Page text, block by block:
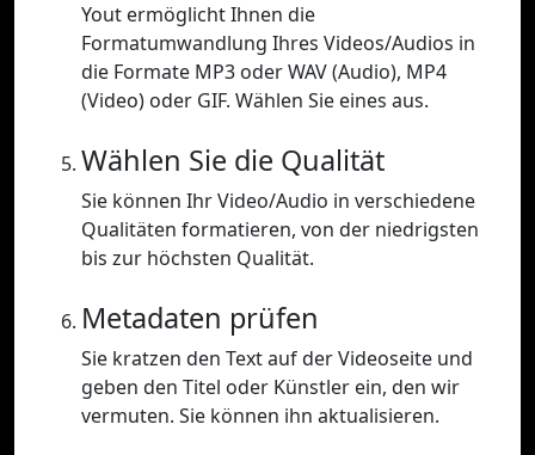
Yout ermöglicht Ihnen die
Formatumwandlung Ihres Videos/Audios in
die Formate MP3 oder WAV (Audio), MP4
(Video) oder GIF. Wählen Sie eines aus.
Wählen Sie die Qualität
Sie können Ihr Video/Audio in verschiedene
Qualitäten formatieren, von der niedrigsten
bis zur höchsten Qualität.
Metadaten prüfen
Sie kratzen den Text auf der Videoseite und
geben den Titel oder Künstler ein, den wir
vermuten. Sie können ihn aktualisieren.